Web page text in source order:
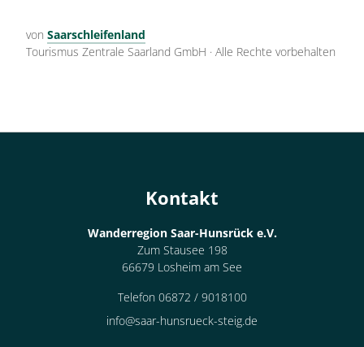
von Saarschleifenland
Tourismus Zentrale Saarland GmbH · Alle Rechte vorbehalten
Kontakt
Wanderregion Saar-Hunsrück e.V.
Zum Stausee 198
66679 Losheim am See
Telefon 06872 / 9018100
info@saar-hunsrueck-steig.de